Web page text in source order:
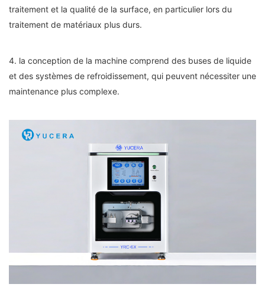
traitement et la qualité de la surface, en particulier lors du
traitement de matériaux plus durs.
4. la conception de la machine comprend des buses de liquide
et des systèmes de refroidissement, qui peuvent nécessiter une
maintenance plus complexe.